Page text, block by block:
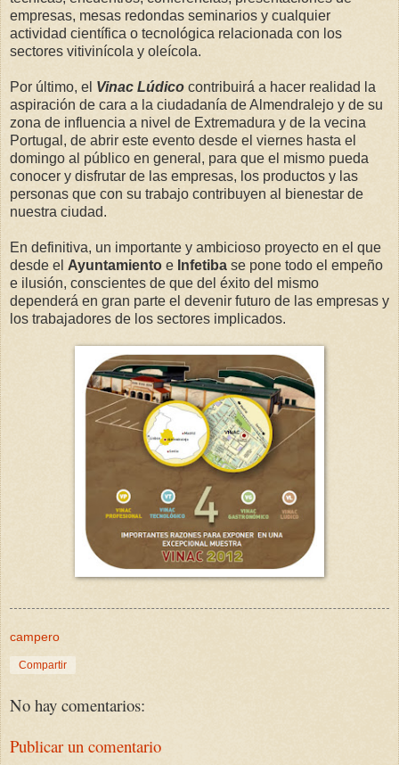
empresas, mesas redondas seminarios y cualquier
actividad científica o tecnológica relacionada con los
sectores vitivinícola y oleícola.
Por último, el Vinac Lúdico contribuirá a hacer realidad la
aspiración de cara a la ciudadanía de Almendralejo y de su
zona de influencia a nivel de Extremadura y de la vecina
Portugal, de abrir este evento desde el viernes hasta el
domingo al público en general, para que el mismo pueda
conocer y disfrutar de las empresas, los productos y las
personas que con su trabajo contribuyen al bienestar de
nuestra ciudad.
En definitiva, un importante y ambicioso proyecto en el que
desde el Ayuntamiento e Infetiba se pone todo el empeño
e ilusión, conscientes de que del éxito del mismo
dependerá en gran parte el devenir futuro de las empresas y
los trabajadores de los sectores implicados.
campero
Compartir
No hay comentarios:
Publicar un comentario